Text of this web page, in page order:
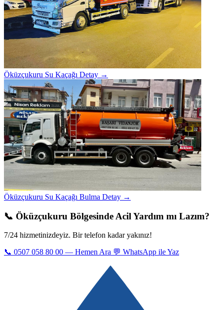
Öküzçukuru Su Kaçağı Detay →
Öküzçukuru Su Kaçağı Bulma Detay →
📞 Öküzçukuru Bölgesinde Acil Yardım mı Lazım?
7/24 hizmetinizdeyiz. Bir telefon kadar yakınız!
📞 0507 058 80 00 — Hemen Ara 💬 WhatsApp ile Yaz